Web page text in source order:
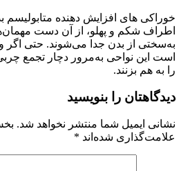
خوراکی‌ های افزایش دهنده
اطراف شکم و پهلو، از آن دست
به‌سختی از بدن جدا می‌شوند. حتی اگر
است این نواحی به‌مرور دچار تجمع
را به هم بزنند.
دیدگاهتان را بنویسید
نشانی ایمیل شما منتشر نخواهد شد.
علامت‌گذاری شده‌اند *